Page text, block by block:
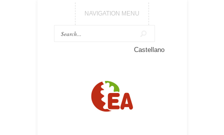
NAVIGATION MENU
Castellano